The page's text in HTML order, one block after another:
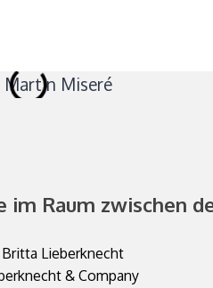
im Raum zwischen
Britta Lieberknecht
& Company